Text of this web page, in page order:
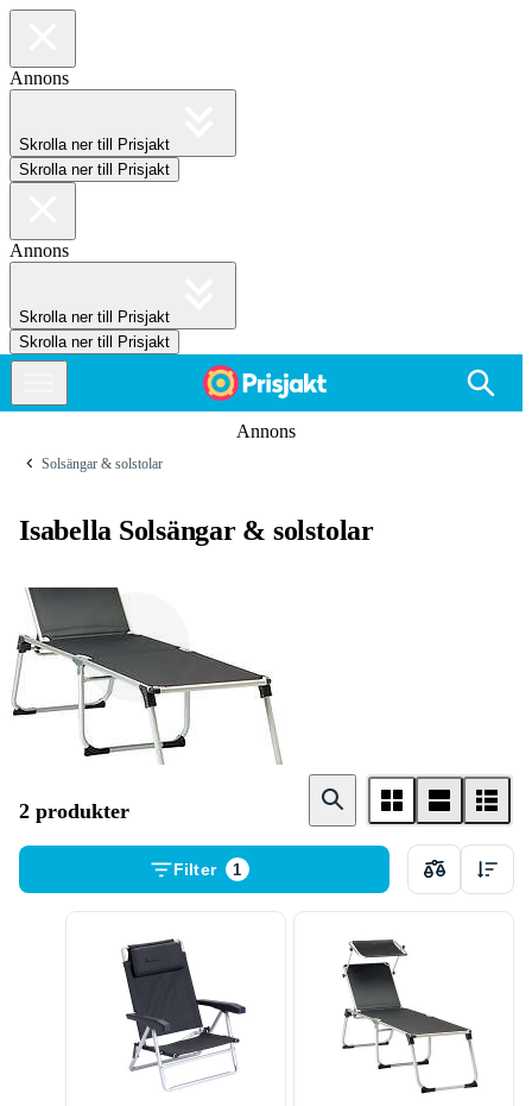
Annons
Skrolla ner till Prisjakt
Skrolla ner till Prisjakt
Annons
Skrolla ner till Prisjakt
Skrolla ner till Prisjakt
Annons
Solsängar & solstolar
Isabella Solsängar & solstolar
Solsäng
2 produkter
Filter 1